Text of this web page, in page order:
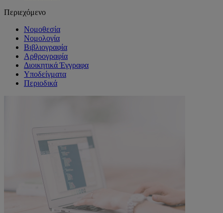
Περιεχόμενο
Νομοθεσία
Νομολογία
Βιβλιογραφία
Αρθρογραφία
Διοικητικά Έγγραφα
Υποδείγματα
Περιοδικά